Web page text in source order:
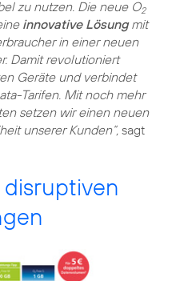
zu nutzen. Die neue O2
innovative Lösungmit
in einer neuen
Damit revolutioniert
Geräte und verbindet
Tarifen. Mit noch mehr
setzen wir einen neuen
unserer Kunden“, sagt